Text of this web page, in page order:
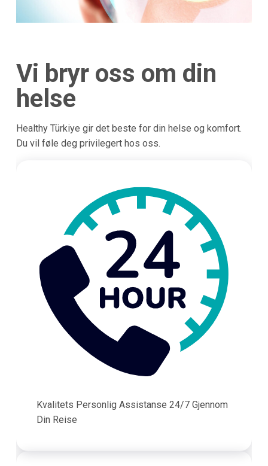
Vi bryr oss om din
helse
Healthy Türkiye gir det beste for din helse og komfort.
Du vil føle deg privilegert hos oss.
Kvalitets Personlig Assistanse 24/7 Gjennom
Din Reise